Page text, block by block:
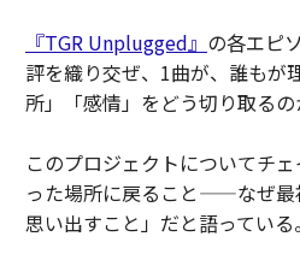
『TGR Unplugged』 の各エピ
評を織り交ぜ、1曲が、誰もが
所」「感情」をどう切り取るの
このプロジェクトについてチ
った場所に戻ること——なぜ最
思い出すこと」だと語っている。